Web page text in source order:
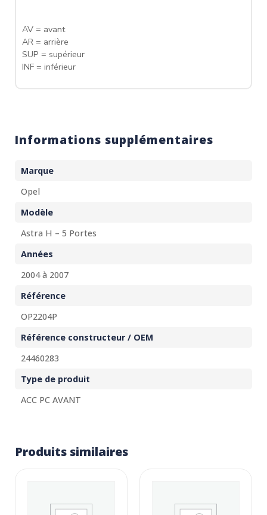
AV = avant
AR = arrière
SUP = supérieur
INF = inférieur
Informations supplémentaires
Marque
Opel
Modèle
Astra H – 5 Portes
Années
2004 à 2007
Référence
OP2204P
Référence constructeur / OEM
24460283
Type de produit
ACC PC AVANT
Produits similaires